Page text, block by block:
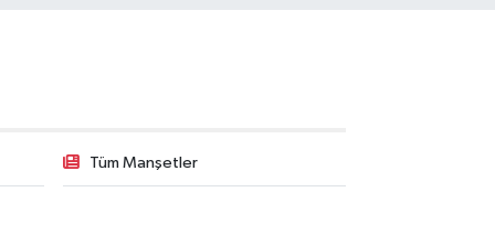
Banu Eczanesi
Mahallesi Adalet Sokak 6 Osmaniye Minibüs
Tüm Manşetler